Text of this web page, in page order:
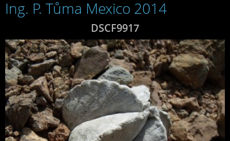
Ing. P. Tůma Mexico 2014
DSCF9917